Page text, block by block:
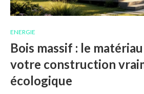
ENERGIE
Bois massif : le
votre construction
écologique